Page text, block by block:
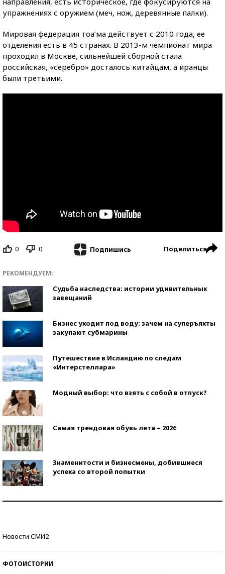
упражнениях с оружием (меч, нож, деревянные палки).
Мировая федерация тоа’ма действует с 2010 года, ее
отделения есть в 45 странах. В 2013-м чемпионат мира
проходил в Москве, сильнейшей сборной стала
российская, «серебро» досталось китайцам, а иранцы
были третьими.
0 0 Подпишись Поделиться
РЕКОМЕНДУЕМ:
Судьба наследства: истории удивительных
завещаний
Бизнес уходит под воду: зачем на суперъяхты
закупают субмарины
Путешествие в Исландию по следам
«Интерстеллара»
Модный выбор: что взять с собой в отпуск?
Самая трендовая обувь лета – 2026
Знаменитости и бизнесмены, добившиеся
успеха со второй попытки
Новости СМИ2
ФОТОИСТОРИИ